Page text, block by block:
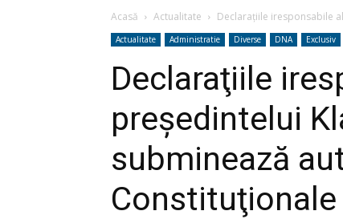
Acasă Actualitate Declaraţiile iresponsabile
Actualitate Administratie Diverse DNA Exclusiv
Declaraţiile
preşedintelui
subminează